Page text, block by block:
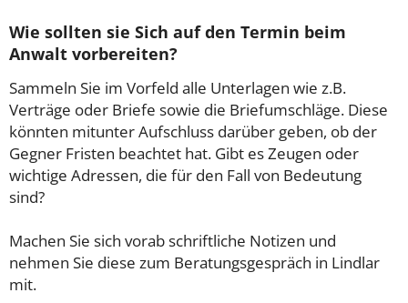
Wie sollten sie Sich auf den Termin beim
Anwalt vorbereiten?
Sammeln Sie im Vorfeld alle Unterlagen wie z.B.
Verträge oder Briefe sowie die Briefumschläge. Diese
könnten mitunter Aufschluss darüber geben, ob der
Gegner Fristen beachtet hat. Gibt es Zeugen oder
wichtige Adressen, die für den Fall von Bedeutung
sind?
Machen Sie sich vorab schriftliche Notizen und
nehmen Sie diese zum Beratungsgespräch in Lindlar
mit.